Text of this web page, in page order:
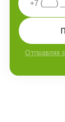
Отправляя